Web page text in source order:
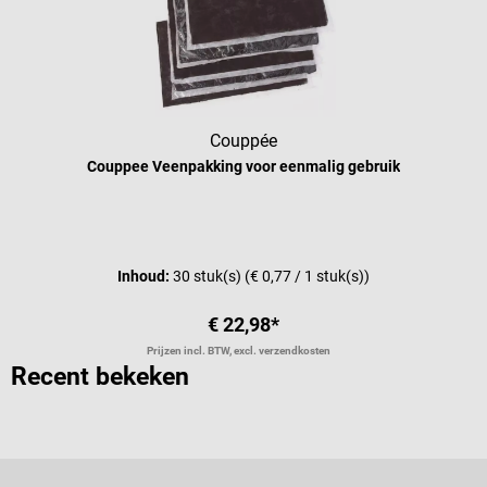
Couppée
Couppee Veenpakking voor eenmalig gebruik
Inhoud: 30 stuk(s) (€ 0,77 / 1 stuk(s))
€ 22,98*
Prijzen incl. BTW, excl. verzendkosten
Recent bekeken